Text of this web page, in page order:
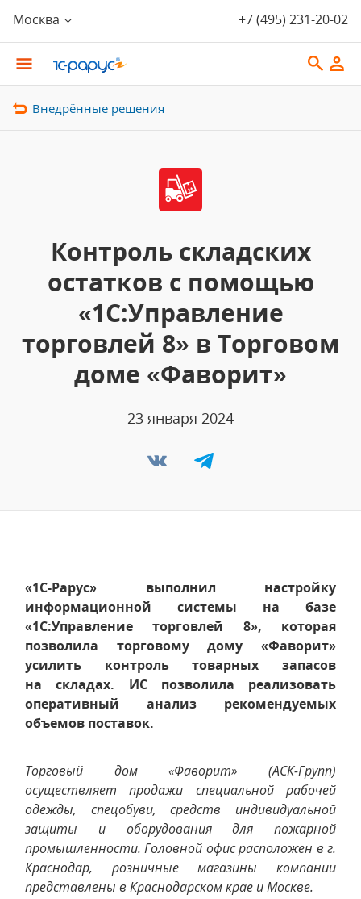
Москва +7 (495) 231-20-02
Внедрённые решения
Контроль складских
остатков с помощью
«1С:Управление
торговлей 8» в Торговом
доме «Фаворит»
23 января 2024
«1С-Рарус» выполнил настройку
информационной системы на базе
«1С:Управление торговлей 8», которая
позволила торговому дому «Фаворит»
усилить контроль товарных запасов
на складах. ИС позволила реализовать
оперативный анализ рекомендуемых
объемов поставок.
Торговый дом «Фаворит» (АСК-Групп)
осуществляет продажи специальной рабочей
одежды, спецобуви, средств индивидуальной
защиты и оборудования для пожарной
промышленности. Головной офис расположен в г.
Краснодар, розничные магазины компании
представлены в Краснодарском крае и Москве.